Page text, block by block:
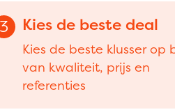
3 Kies de beste deal
Kies de beste klusser op
van kwaliteit, prijs en
referenties